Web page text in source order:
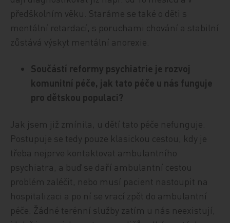
předškolním věku. Staráme se také o děti s
mentální retardací, s poruchami chování a stabilní
zůstává výskyt mentální anorexie.
Součástí reformy psychiatrie je rozvoj
komunitní péče, jak tato péče u nás funguje
pro dětskou populaci?
Jak jsem již zmínila, u dětí tato péče nefunguje.
Postupuje se tedy pouze klasickou cestou, kdy je
třeba nejprve kontaktovat ambulantního
psychiatra, a buď se daří ambulantní cestou
problém zaléčit, nebo musí pacient nastoupit na
hospitalizaci a po ní se vrací zpět do ambulantní
péče. Žádné terénní služby zatím u nás neexistují,